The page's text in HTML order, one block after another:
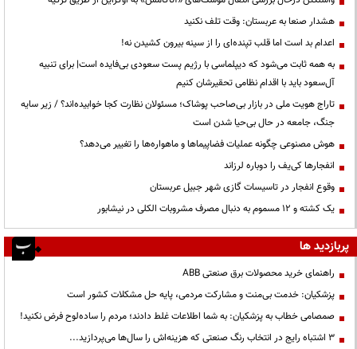
هشدار صنعا به عربستان: وقت تلف نکنید
اعدام بد است اما قلب تپنده‌ای را از سینه بیرون کشیدن نه!
به همه ثابت می‌شود که دیپلماسی با رژیم پست سعودی بی‌فایده است| برای تنبیه
آل‌سعود باید با اقدام نظامی تحقیرشان کنیم
تاراج هویت ملی در بازار بی‌صاحب پوشاک؛ مسئولان نظارت کجا خوابیده‌اند؟ / زیر سایه
جنگ، جامعه در حال بی‌حیا شدن است
هوش مصنوعی چگونه عملیات فضاپیماها و ماهواره‌ها را تغییر می‌دهد؟
انفجارها کی‌یف را دوباره لرزاند
وقوع انفجار در تاسیسات گازی شهر جبیل عربستان
یک کشته و ۱۲ مسموم به دنبال مصرف مشروبات الکلی در نیشابور
پربازدید ها
راهنمای خرید محصولات برق صنعتی ABB
پزشکیان: خدمت بی‌منت و مشارکت مردمی، پایه حل مشکلات کشور است
صمصامی خطاب به پزشکیان: به شما اطلاعات غلط دادند؛ مردم را ساده‌لوح فرض نکنید!
3 اشتباه رایج در انتخاب رنگ صنعتی که هزینه‌اش را سال‌ها می‌پردازید...